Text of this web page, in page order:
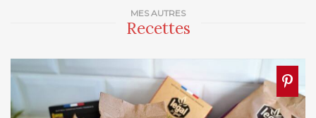
MES AUTRES
Recettes